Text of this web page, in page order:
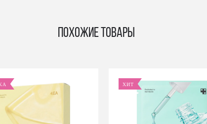
Похожие товары
ХИТ